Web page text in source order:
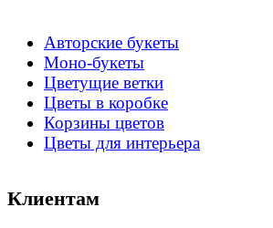
Авторские букеты
Моно-букеты
Цветущие ветки
Цветы в коробке
Корзины цветов
Цветы для интерьера
Клиентам